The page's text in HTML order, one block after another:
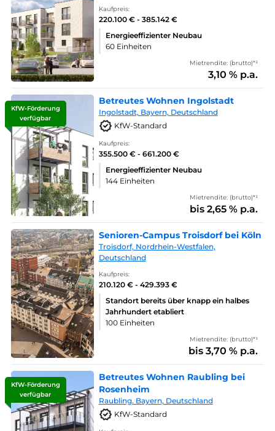
Kaufpreis:
220.100 € - 385.142 €
Energieeffizienter Neubau
60 Einheiten
Mietrendite: (brutto)*¹
3,10 % p.a.
KfW-Förderung
verfügbar
Betreutes Wohnen Ingolstadt
Ingolstadt, Bayern, Deutschland
KfW-Standard
Kaufpreis:
355.500 € - 661.200 €
Energieeffizienter Neubau
144 Einheiten
Mietrendite: (brutto)*¹
bis 2,65 % p.a.
Senioren-Campus Troisdorf bei Köln
Troisdorf, Nordrhein-Westfalen,
Deutschland
Kaufpreis:
210.120 € - 429.393 €
Standort bereits über knapp ein halbes
Jahrhundert etabliert
100 Einheiten
Mietrendite: (brutto)*¹
bis 3,70 % p.a.
KfW-Förderung
verfügbar
Betreutes Wohnen Raubling bei
Rosenheim
Raubling. Bayern, Deutschland
KfW-Standard